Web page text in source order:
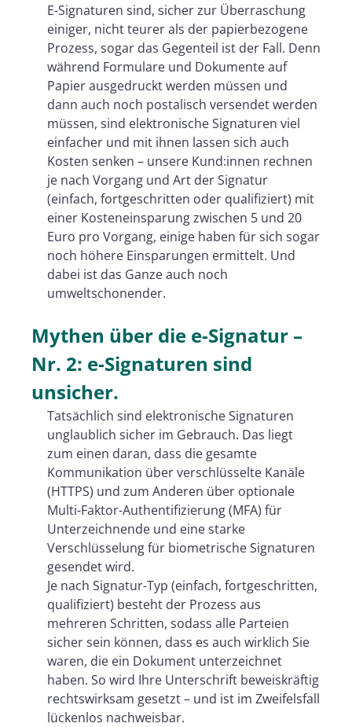
E-Signaturen sind, sicher zur Überraschung
einiger, nicht teurer als der papierbezogene
Prozess, sogar das Gegenteil ist der Fall. Denn
während Formulare und Dokumente auf
Papier ausgedruckt werden müssen und
dann auch noch postalisch versendet werden
müssen, sind elektronische Signaturen viel
einfacher und mit ihnen lassen sich auch
Kosten senken – unsere Kund:innen rechnen
je nach Vorgang und Art der Signatur
(einfach, fortgeschritten oder qualifiziert) mit
einer Kosteneinsparung zwischen 5 und 20
Euro pro Vorgang, einige haben für sich sogar
noch höhere Einsparungen ermittelt. Und
dabei ist das Ganze auch noch
umweltschonender.
Mythen über die e-Signatur –
Nr. 2: e-Signaturen sind
unsicher.
Tatsächlich sind elektronische Signaturen
unglaublich sicher im Gebrauch. Das liegt
zum einen daran, dass die gesamte
Kommunikation über verschlüsselte Kanäle
(HTTPS) und zum Anderen über optionale
Multi-Faktor-Authentifizierung (MFA) für
Unterzeichnende und eine starke
Verschlüsselung für biometrische Signaturen
gesendet wird.
Je nach Signatur-Typ (einfach, fortgeschritten,
qualifiziert) besteht der Prozess aus
mehreren Schritten, sodass alle Parteien
sicher sein können, dass es auch wirklich Sie
waren, die ein Dokument unterzeichnet
haben. So wird Ihre Unterschrift beweiskräftig
rechtswirksam gesetzt – und ist im Zweifelsfall
lückenlos nachweisbar.